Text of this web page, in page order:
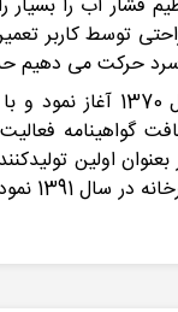
کاربر تعمیر
سرد حرکت می
شودر یکی از پیشروترین
فعالیت
از شودر
فنی به